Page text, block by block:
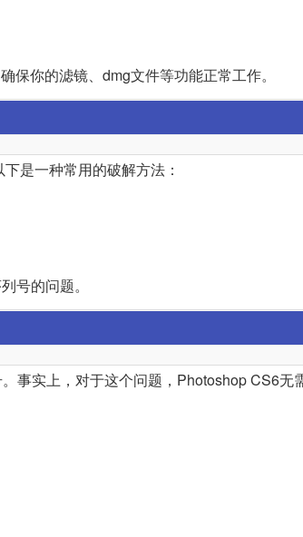
你的滤镜、dmg文件等功能正常工作。
是一种常用的破解方法：
号的问题。
事实上，对于这个问题，Photoshop CS6无